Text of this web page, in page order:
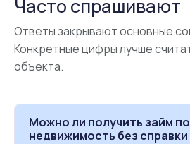
Часто спрашивают
Ответы закрывают основные
Конкретные цифры лучше
объекта.
Можно ли получить займ
недвижимость без